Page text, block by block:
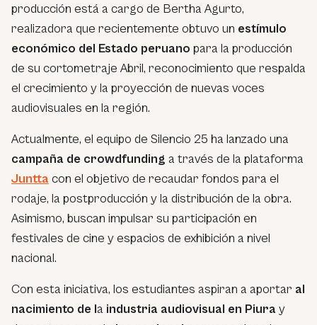
producción está a cargo de Bertha Agurto,
realizadora que recientemente obtuvo un estímulo
económico del Estado peruano para la producción
de su cortometraje Abril, reconocimiento que respalda
el crecimiento y la proyección de nuevas voces
audiovisuales en la región.
Actualmente, el equipo de Silencio 25 ha lanzado una
campaña de crowdfunding a través de la plataforma
Juntta con el objetivo de recaudar fondos para el
rodaje, la postproducción y la distribución de la obra.
Asimismo, buscan impulsar su participación en
festivales de cine y espacios de exhibición a nivel
nacional.
Con esta iniciativa, los estudiantes aspiran a aportar al
nacimiento de la industria audiovisual en Piura y